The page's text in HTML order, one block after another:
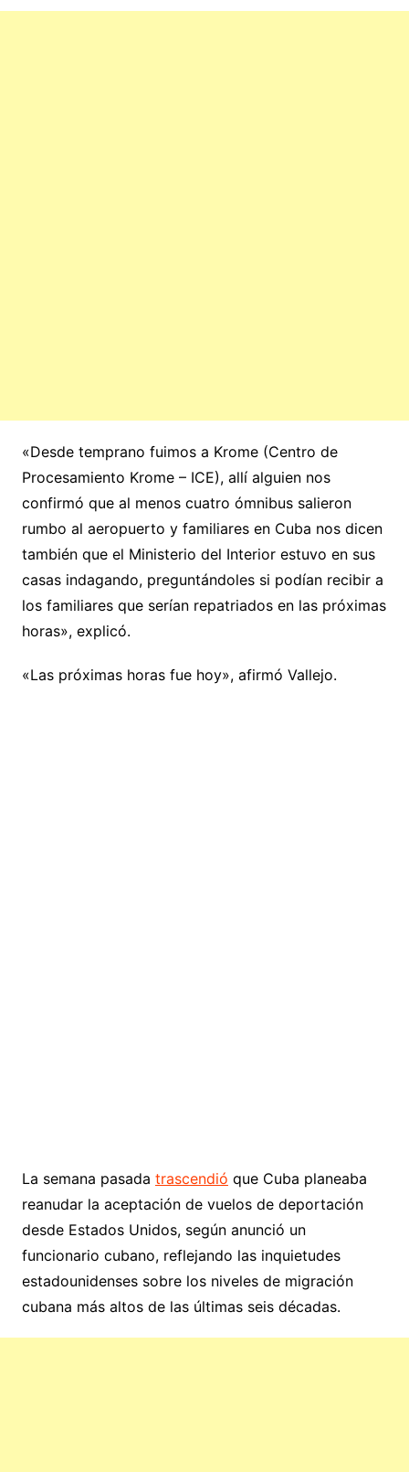
«Desde temprano fuimos a Krome (Centro de
Procesamiento Krome – ICE), allí alguien nos
confirmó que al menos cuatro ómnibus salieron
rumbo al aeropuerto y familiares en Cuba nos dicen
también que el Ministerio del Interior estuvo en sus
casas indagando, preguntándoles si podían recibir a
los familiares que serían repatriados en las próximas
horas», explicó.
«Las próximas horas fue hoy», afirmó Vallejo.
La semana pasada trascendió que Cuba planeaba
reanudar la aceptación de vuelos de deportación
desde Estados Unidos, según anunció un
funcionario cubano, reflejando las inquietudes
estadounidenses sobre los niveles de migración
cubana más altos de las últimas seis décadas.